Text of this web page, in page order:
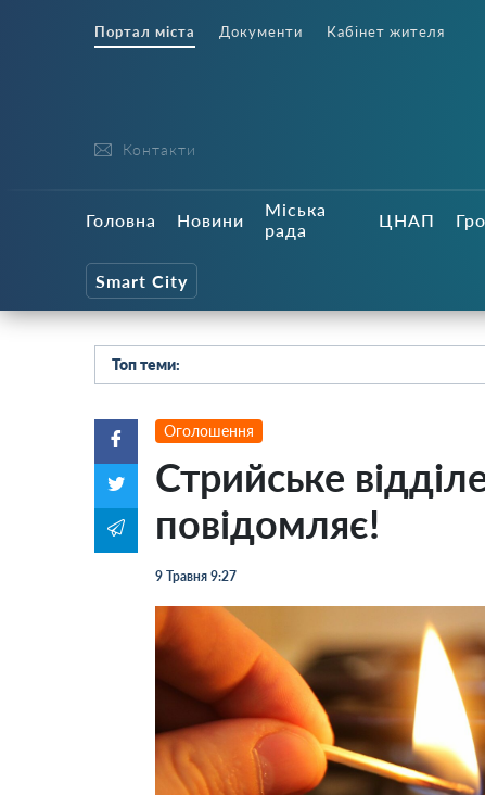
Портал міста Документи Кабінет жителя
Контакти
Головна Новини
Міська
рада
ЦНАП
Smart City
Топ теми:
Оголошення
Стрийське
повідомляє!
9 Травня 9:27